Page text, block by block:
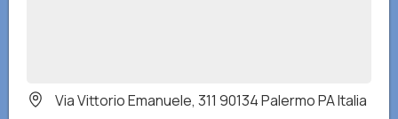
Via Vittorio Emanuele, 311 90134 Palermo PA Italia